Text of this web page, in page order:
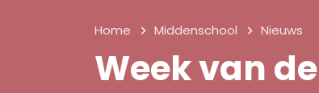
Home Middenschool Nieuws
Week van de